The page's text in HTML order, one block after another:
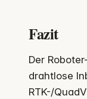
Fazit
Der
drahtlose
RTK-/